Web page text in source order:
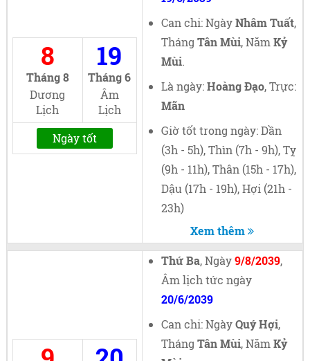
8
Tháng 8
Dương
Lịch
19
Tháng 6
Âm
Lịch
Ngày tốt
Can chi: NgàyNhâm Tuất,
Tháng Tân Mùi, Năm Kỷ
Mùi.
Là ngày:Hoàng Đạo, Trực:
Mãn
Giờ tốt trong ngày: Dần
(3h - 5h), Thìn (7h - 9h), Tỵ
(9h - 11h), Thân (15h - 17h),
Dậu (17h - 19h), Hợi (21h -
23h)
Xem thêm
Thứ Ba, Ngày9/8/2039,
Âm lịch tức ngày
20/6/2039
Can chi: NgàyQuý Hợi,
Tháng Tân Mùi, Năm Kỷ